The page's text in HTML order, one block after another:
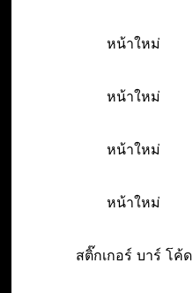
หน้าใหม่
หน้าใหม่
หน้าใหม่
หน้าใหม่
สติ๊กเกอร์ บาร์ โค้ด